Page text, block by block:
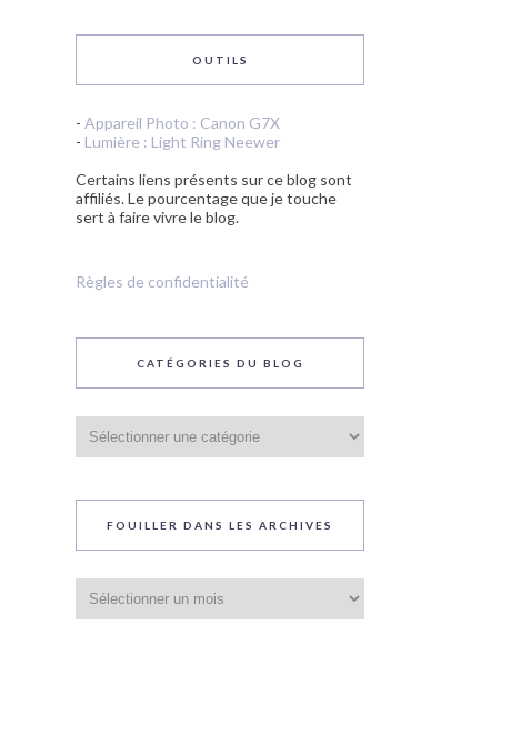
OUTILS
- Appareil Photo : Canon G7X
- Lumière : Light Ring Neewer
Certains liens présents sur ce blog sont
affiliés. Le pourcentage que je touche
sert à faire vivre le blog.
Règles de confidentialité
CATÉGORIES DU BLOG
du
blog
FOUILLER DANS LES ARCHIVES
dans
les